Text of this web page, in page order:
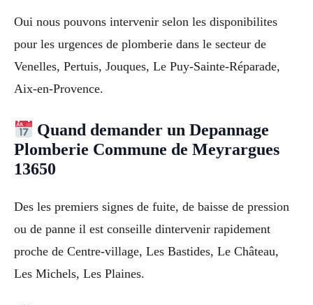
Oui nous pouvons intervenir selon les disponibilites
pour les urgences de plomberie dans le secteur de
Venelles, Pertuis, Jouques, Le Puy-Sainte-Réparade,
Aix-en-Provence.
Quand demander un Depannage
Plomberie Commune de Meyrargues
13650
Des les premiers signes de fuite, de baisse de pression
ou de panne il est conseille dintervenir rapidement
proche de Centre-village, Les Bastides, Le Château,
Les Michels, Les Plaines.